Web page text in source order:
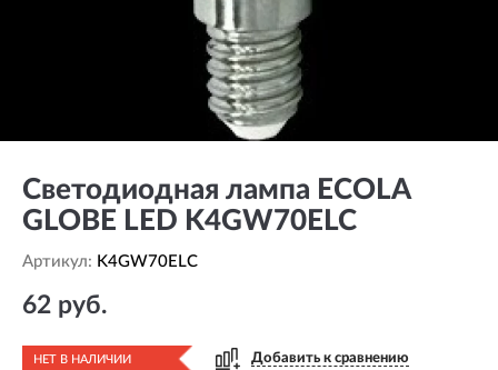
Светодиодная лампа ECOLA
GLOBE LED K4GW70ELC
Артикул: K4GW70ELC
62 руб.
НЕТ В НАЛИЧИИ Добавить к сравнению